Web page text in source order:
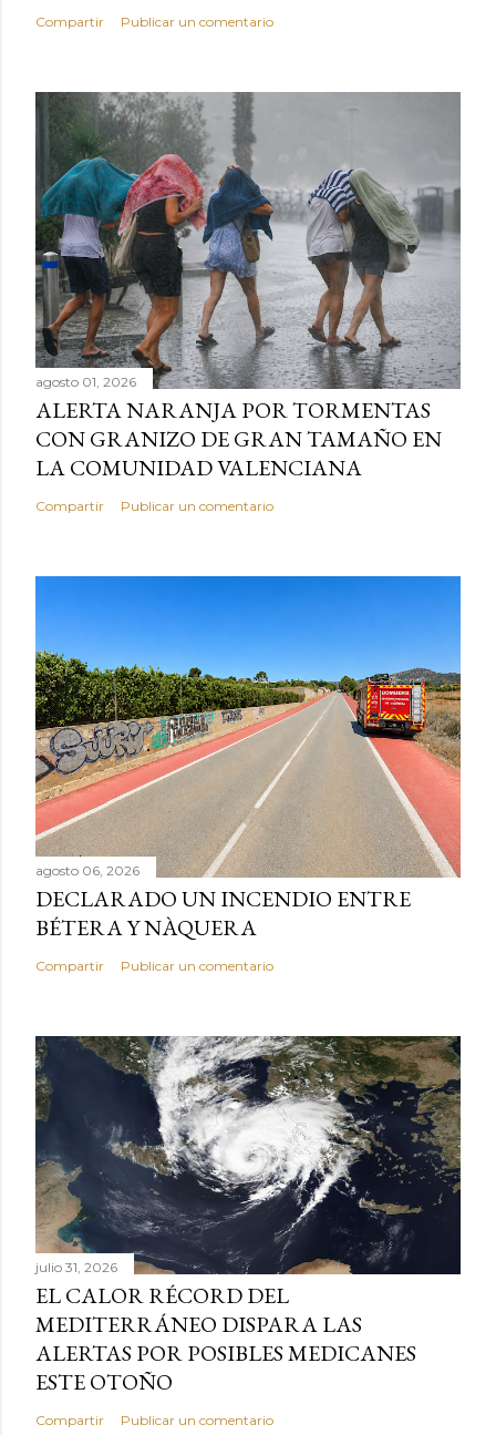
Compartir Publicar un comentario
agosto 01, 2026
ALERTA NARANJA POR TORMENTAS
CON GRANIZO DE GRAN TAMAÑO EN
LA COMUNIDAD VALENCIANA
Compartir Publicar un comentario
agosto 06, 2026
DECLARADO UN INCENDIO ENTRE
BÉTERA Y NÀQUERA
Compartir Publicar un comentario
julio 31, 2026
EL CALOR RÉCORD DEL
MEDITERRÁNEO DISPARA LAS
ALERTAS POR POSIBLES MEDICANES
ESTE OTOÑO
Compartir Publicar un comentario